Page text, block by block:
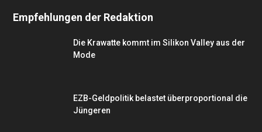
Empfehlungen der Redaktion
Die Krawatte kommt im Silikon Valley aus der
Mode
EZB-Geldpolitik belastet überproportional die
Jüngeren